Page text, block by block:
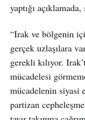
yaptığı
“Irak ve bölgenin
gerçek uzlaşılara
gerekli kılıyor.
mücadelesi
mücadelenin siyasi
partizan